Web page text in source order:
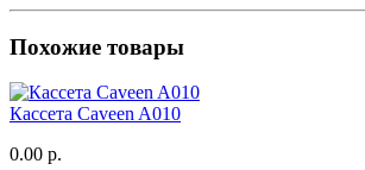
Похожие товары
Кассета Caveen A010
0.00 р.